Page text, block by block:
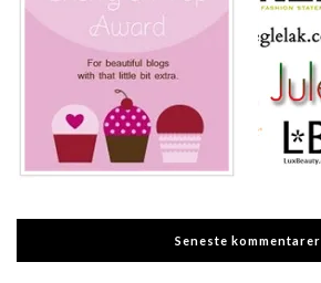
Seneste kommentarer